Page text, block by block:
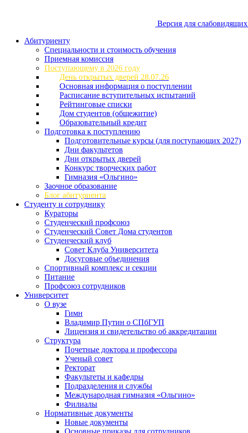
Версия для слабовидящих
Абитуриенту
Специальности и стоимость обучения
Приемная комиссия
Поступающему в 2026 году
День открытых дверей 28.07.26
Основная информация о поступлении
Расписание вступительных испытаний
Рейтинговые списки
Дом студентов (общежитие)
Образовательный кредит
Подготовка к поступлению
Подготовительные курсы (для поступающих 2027)
Дни факультетов
Дни открытых дверей
Конкурс творческих работ
Гимназия «Ольгино»
Заочное образование
Блог абитуриента
Студенту и сотруднику
Кураторы
Студенческий профсоюз
Студенческий Совет Дома студентов
Студенческий клуб
Совет Клуба Университета
Досуговые объединения
Спортивный комплекс и секции
Питание
Профсоюз сотрудников
Университет
О вузе
Гимн
Владимир Путин о СПбГУП
Лицензия и свидетельство об аккредитации
Структура
Почетные доктора и профессора
Ученый совет
Ректорат
Факультеты и кафедры
Подразделения и службы
Международная гимназия «Ольгино»
Филиалы
Нормативные документы
Новые документы
Основные приказы для сотрудников